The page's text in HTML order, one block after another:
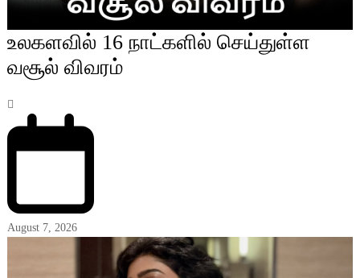
உலகளவில் 16 நாட்களில் செய்துள்ள
வசூல் விவரம்
August 7, 2026